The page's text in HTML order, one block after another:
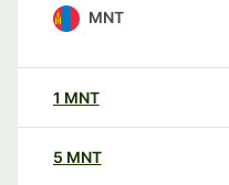
MNT
1 MNT
5 MNT